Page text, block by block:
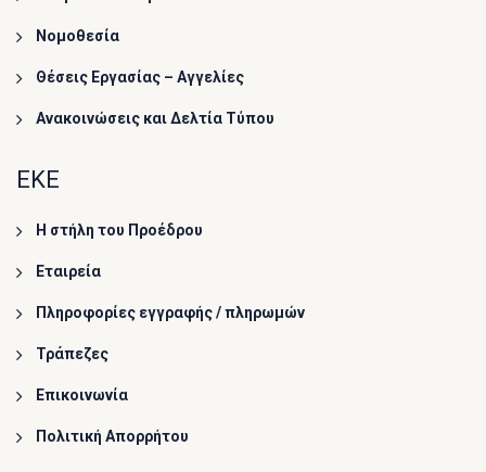
Νομοθεσία
Θέσεις Εργασίας – Αγγελίες
Ανακοινώσεις και Δελτία Τύπου
ΕΚΕ
Η στήλη του Προέδρου
Εταιρεία
Πληροφορίες εγγραφής / πληρωμών
Τράπεζες
Επικοινωνία
Πολιτική Απορρήτου